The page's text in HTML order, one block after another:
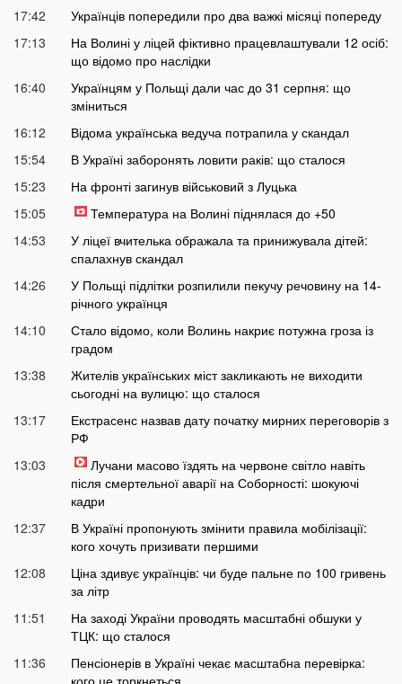
17:42
Українців попередили про два важкі місяці попереду
17:13
На Волині у ліцей фіктивно працевлаштували 12 осіб:
що відомо про наслідки
16:40
Українцям у Польщі дали час до 31 серпня: що
зміниться
16:12
Відома українська ведуча потрапила у скандал
15:54
В Україні заборонять ловити раків: що сталося
15:23
На фронті загинув військовий з Луцька
15:05
Температура на Волині піднялася до +50
14:53
У ліцеї вчителька ображала та принижувала дітей:
спалахнув скандал
14:26
У Польщі підлітки розпилили пекучу речовину на 14-
річного українця
14:10
Стало відомо, коли Волинь накриє потужна гроза із
градом
13:38
Жителів українських міст закликають не виходити
сьогодні на вулицю: що сталося
13:17
Екстрасенс назвав дату початку мирних переговорів з
РФ
13:03
Лучани масово їздять на червоне світло навіть
після смертельної аварії на Соборності: шокуючі
кадри
12:37
В Україні пропонують змінити правила мобілізації:
кого хочуть призивати першими
12:08
Ціна здивує українців: чи буде пальне по 100 гривень
за літр
11:51
На заході України проводять масштабні обшуки у
ТЦК: що сталося
11:36
Пенсіонерів в Україні чекає масштабна перевірка: